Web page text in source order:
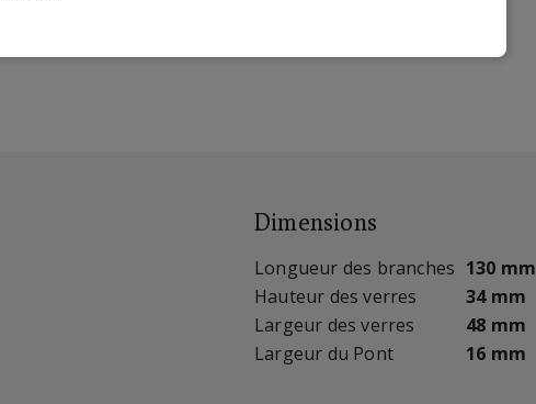
Dimensions
Longueur des branches 130 mm
Hauteur des verres
34 mm
Largeur des verres
48 mm
Largeur du Pont
16 mm